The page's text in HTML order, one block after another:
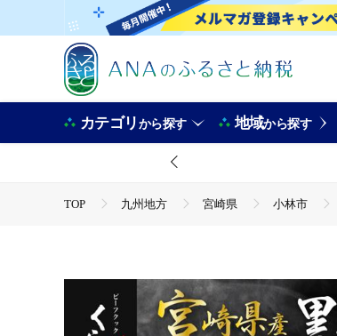
カテゴリから探す 地域から探す
TOP 九州地方 宮崎県 小林市
加工肉 ハンバーグ